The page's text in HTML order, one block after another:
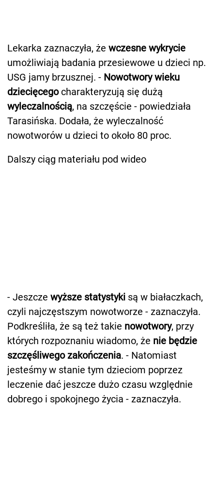
Lekarka zaznaczyła, że wczesne wykrycie
umożliwiają badania przesiewowe u dzieci np.
USG jamy brzusznej. - Nowotwory wieku
dziecięcegocharakteryzują się dużą
wyleczalnością, na szczęście - powiedziała
Tarasińska. Dodała, że wyleczalność
nowotworów u dzieci to około 80 proc.
Dalszy ciąg materiału pod wideo
- Jeszcze wyższe statystyki są w białaczkach,
czyli najczęstszym nowotworze - zaznaczyła.
Podkreśliła, że są też takie nowotwory, przy
których rozpoznaniu wiadomo, że nie będzie
szczęśliwego zakończenia. - Natomiast
jesteśmy w stanie tym dzieciom poprzez
leczenie dać jeszcze dużo czasu względnie
dobrego i spokojnego życia - zaznaczyła.